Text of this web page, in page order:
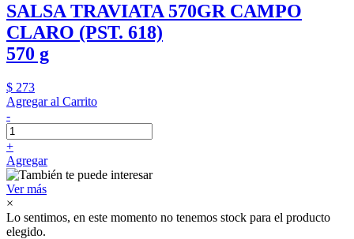
SALSA TRAVIATA 570GR CAMPO
CLARO (PST. 618)
570 g
$ 273
Agregar al Carrito
-
+
Agregar
Ver más
×
Lo sentimos, en este momento no tenemos stock para el producto
elegido.